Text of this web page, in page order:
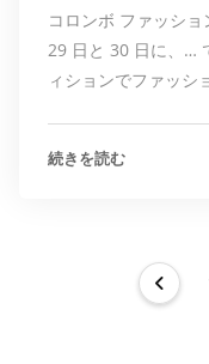
コロンボ ファッシ
29 日と 30 日に、…
ィションでファッシ
続きを読む